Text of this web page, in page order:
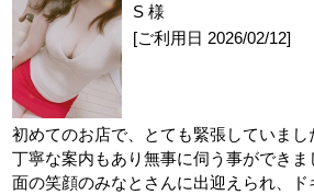
S 様
[ご利用日 2026/02/12]
初めてのお店で、とても緊張していま
丁寧な案内もあり無事に伺う事ができ
面の笑顔のみなとさんに出迎えられ、ド